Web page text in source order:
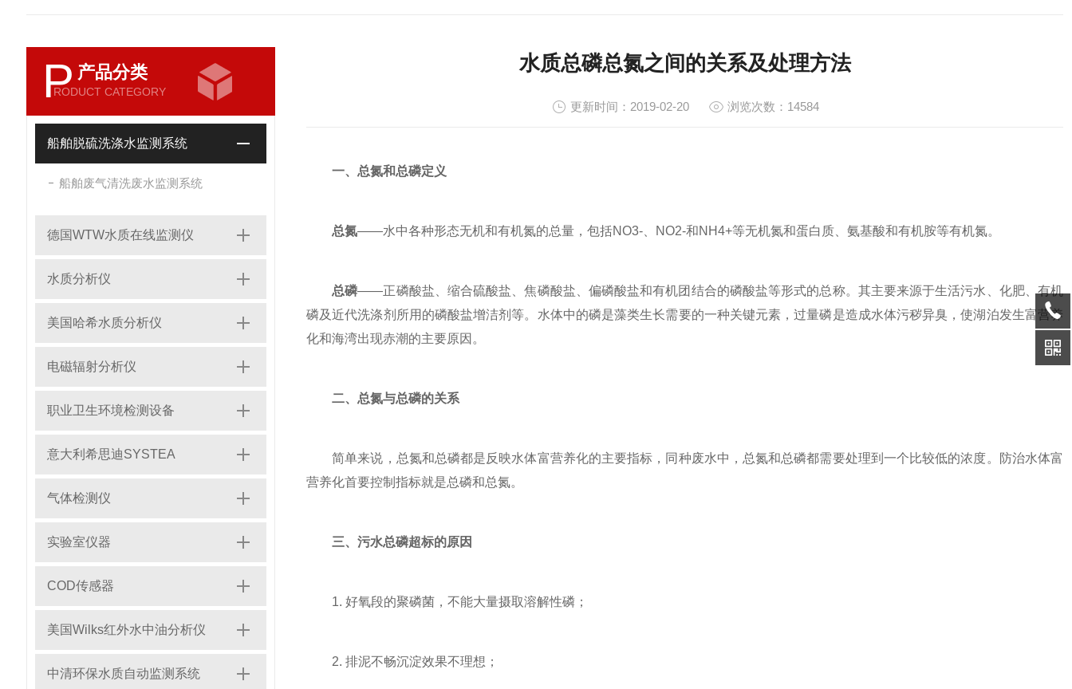
P 产品分类
RODUCT CATEGORY
船舶脱硫洗涤水监测系统
船舶废气清洗废水监测系统
德国WTW水质在线监测仪
水质分析仪
美国哈希水质分析仪
电磁辐射分析仪
职业卫生环境检测设备
意大利希思迪SYSTEA
气体检测仪
实验室仪器
COD传感器
美国Wilks红外水中油分析仪
中清环保水质自动监测系统
水质总磷总氮之间的关系及处理方法
更新时间：2019-02-20 浏览次数：14584
一、总氮和总磷定义
总氮——水中各种形态无机和有机氮的总量，包括NO3-、NO2-和NH4+等无机氮和蛋白质、氨基酸和有机胺等有机氮。
总磷——正磷酸盐、缩合硫酸盐、焦磷酸盐、偏磷酸盐和有机团结合的磷酸盐等形式的总称。其主要来源于生活污水、化肥、有机
磷及近代洗涤剂所用的磷酸盐增洁剂等。水体中的磷是藻类生长需要的一种关键元素，过量磷是造成水体污秽异臭，使湖泊发生富营养
化和海湾出现赤潮的主要原因。
二、 总氮与总磷的关系
简单来说，总氮和总磷都是反映水体富营养化的主要指标，同种废水中，总氮和总磷都需要处理到一个比较低的浓度。防治水体富
营养化首要控制指标就是总磷和总氮。
三、污水总磷超标的原因
1. 好氧段的聚磷菌，不能大量摄取溶解性磷；
2. 排泥不畅沉淀效果不理想；